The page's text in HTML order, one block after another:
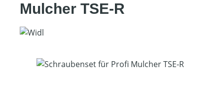
Mulcher TSE-R
Bildergalerie überspringen